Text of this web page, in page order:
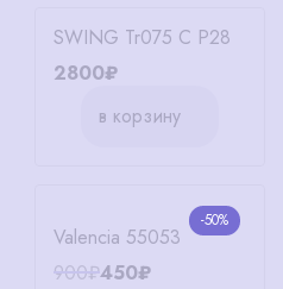
SWING Tr075 C P28
2800₽
в корзину
-50%
Valencia 55053
900₽450₽